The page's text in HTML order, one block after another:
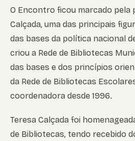
O Encontro ficou marcado pela
Calçada, uma das principais
das bases da política nacional
criou a Rede de Bibliotecas
das bases e dos princípios
da Rede de Bibliotecas
coordenadora desde 1996.
Teresa Calçada foi
de Bibliotecas, tendo recebido